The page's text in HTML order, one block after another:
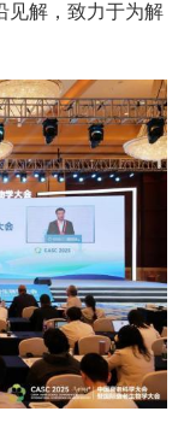
见解，致力于为解